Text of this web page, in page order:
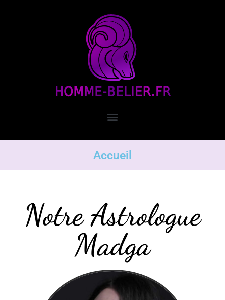
Accueil
Notre Astrologue
Madga